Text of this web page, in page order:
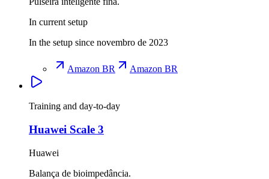
In current setup
In the setup since novembro de 2023
Amazon BR Amazon BR
Training and day-to-day
Huawei Scale 3
Huawei
Balança de bioimpedância.